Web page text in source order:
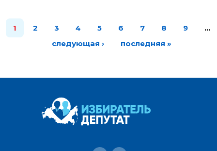
1 2 3 4 5 6 7 8 9
…
следующая ›
последняя »